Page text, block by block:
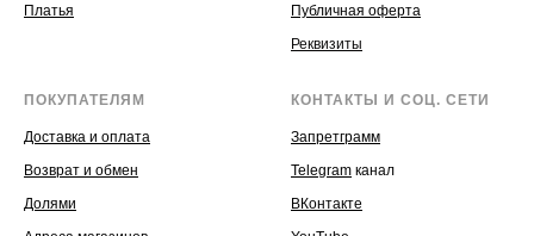
Платья
Публичная оферта
Реквизиты
ПОКУПАТЕЛЯМ
Доставка и оплата
Возврат и обмен
Долями
КОНТАКТЫ И СОЦ. СЕТИ
Запретграмм
Telegram канал
ВКонтакте